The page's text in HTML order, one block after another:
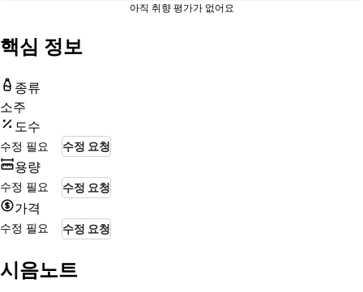
아직 취향 평가가 없어요
핵심 정보
종류
소주
도수
수정 필요 수정 요청
용량
수정 필요 수정 요청
가격
수정 필요 수정 요청
시음노트